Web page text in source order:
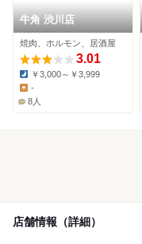
牛角 渋川店
焼肉、ホルモン、居酒屋
3.01
Dinner:
￥3,000～￥3,999
Lunch:
-
8人
店舗情報（詳細）